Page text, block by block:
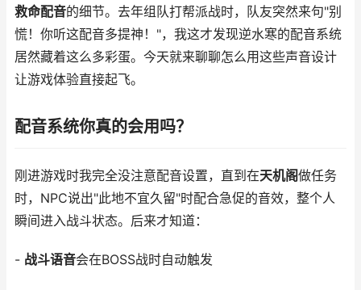
救命配音的细节。去年组队打帮派战时，队友突然来句"别
慌！你听这配音多提神！"，我这才发现逆水寒的配音系统
居然藏着这么多彩蛋。今天就来聊聊怎么用这些声音设计
让游戏体验直接起飞。
配音系统你真的会用吗？
刚进游戏时我完全没注意配音设置，直到在天机阁做任务
时，NPC说出"此地不宜久留"时配合急促的音效，整个人
瞬间进入战斗状态。后来才知道：
- 战斗语音会在BOSS战时自动触发